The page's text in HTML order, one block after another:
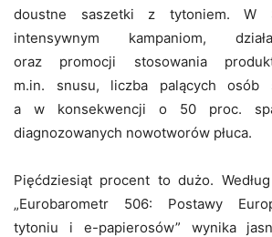
doustne saszetki z tytoniem. W
intensywnym kampaniom,
oraz promocji stosowania
m.in. snusu, liczba palących osób
a w konsekwencji o 50 proc.
diagnozowanych nowotworów płuca.
Pięćdziesiąt procent to dużo.
„Eurobarometr 506: Postawy
tytoniu i e-papierosów” wynika